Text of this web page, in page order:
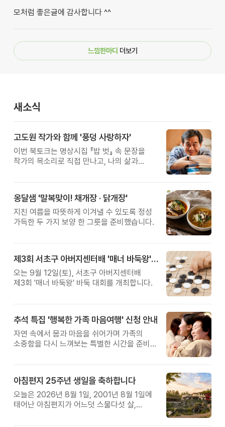
모처럼 좋은글에 감사합니다 ^^
느낌한마디 더보기
새소식
고도원 작가와 함께 '풍덩 사랑하자'
이번 북토크는 명상시집 『밥 벗』 속 문장을
작가의 목소리로 직접 만나고, 나의 삶과
옹달샘 '말복맞이! 채개장 · 닭개장'
지친 여름을 따뜻하게 이겨낼 수 있도록 정성
가득한 두 가지 보양 한 그릇을 준비했습니다.
제3회 서초구 아버지센터배 '매너 바둑왕' 대회
오는 9월 12일(토), 서초구 아버지센터배
제3회 '매너 바둑왕' 바둑 대회를 개최합니다.
추석 특집 '행복한 가족 마음여행' 신청 안내
자연 속에서 몸과 마음을 쉬어가며 가족의
소중함을 다시 느껴보는 특별한 시간을 준비해
아침편지 25주년 생일을 축하합니다
오늘은 2026년 8월 1일, 2001년 8월 1일에
태어난 아침편지가 어느덧 스물다섯 살,